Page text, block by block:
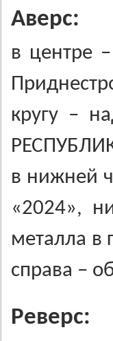
Аверс:
в центре
кругу –
в нижней
«2024»,
металла в
справа –
Реверс: